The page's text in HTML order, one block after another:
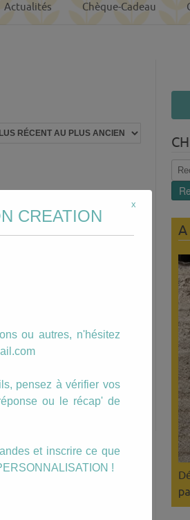
Actualités Chèque-Cadeau
A
CREATION
ou autres, n'hésitez
pensez à vérifier vos
ou le récap' de
et inscrire ce que
!
x